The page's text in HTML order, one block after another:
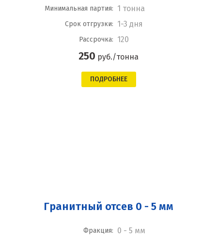
Минимальная партия: 1 тонна
Срок отгрузки: 1-3 дня
Рассрочка: 120
250 руб./тонна
ПОДРОБНЕЕ
Гранитный отсев 0 - 5 мм
Фракция: 0 - 5 мм